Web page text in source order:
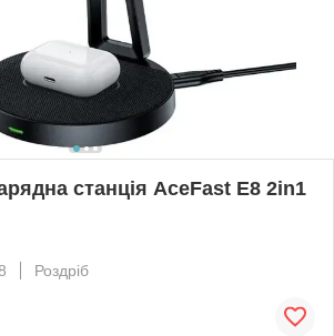
станція AceFast E8 2in1
Роздріб